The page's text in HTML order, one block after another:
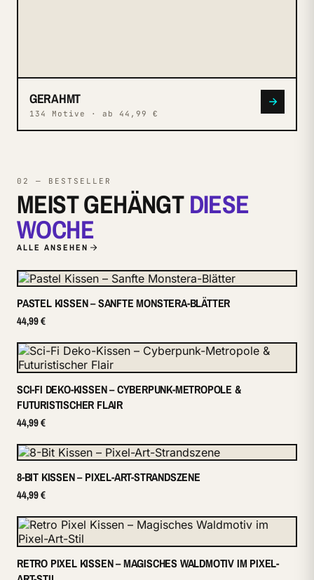
GERAHMT
134 Motive · ab 44,99 €
02 — BESTSELLER
MEIST GEHÄNGTDIESE
WOCHE
ALLE ANSEHEN
PASTEL KISSEN – SANFTE MONSTERA-BLÄTTER
44,99 €
SCI-FI DEKO-KISSEN – CYBERPUNK-METROPOLE &
FUTURISTISCHER FLAIR
44,99 €
8-BIT KISSEN – PIXEL-ART-STRANDSZENE
44,99 €
RETRO PIXEL KISSEN – MAGISCHES WALDMOTIV IM PIXEL-